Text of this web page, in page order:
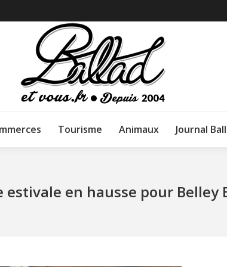
Tourisme Animaux Journal
en hausse pour Belley